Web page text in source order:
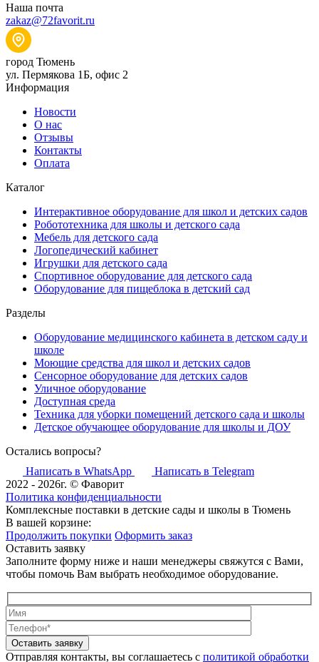
Наша почта
zakaz@72favorit.ru
город Тюмень
ул. Пермякова 1Б, офис 2
Информация
Новости
О нас
Отзывы
Контакты
Оплата
Каталог
Интерактивное оборудование для школ и детских садов
Робототехника для школы и детского сада
Мебель для детского сада
Логопедический кабинет
Игрушки для детского сада
Спортивное оборудование для детского сада
Оборудование для пищеблока в детский сад
Разделы
Оборудование медицинского кабинета в детском саду и
школе
Моющие средства для школ и детских садов
Сенсорное оборудование для детских садов
Уличное оборудование
Доступная среда
Техника для уборки помещений детского сада и школы
Детское обучающее оборудование для школы и ДОУ
Остались вопросы?
Написать в WhatsApp
Написать в Telegram
2022 - 2026г. © Фаворит
Политика конфиденциальности
Комплексные поставки в детские сады и школы в Тюмень
В вашей корзине:
Продолжить покупки Оформить заказ
Оставить заявку
Заполните форму ниже и наши менеджеры свяжутся с Вами,
чтобы помочь Вам выбрать необходимое оборудование.
Оставить заявку
Отправляя контакты, вы соглашаетесь с политикой обработки